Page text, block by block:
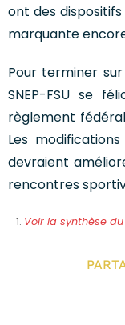
ont des
marquante
Pour terminer
SNEP-FSU se
règlement fédéral
Les
devraient
rencontres
Voir la synthèse du